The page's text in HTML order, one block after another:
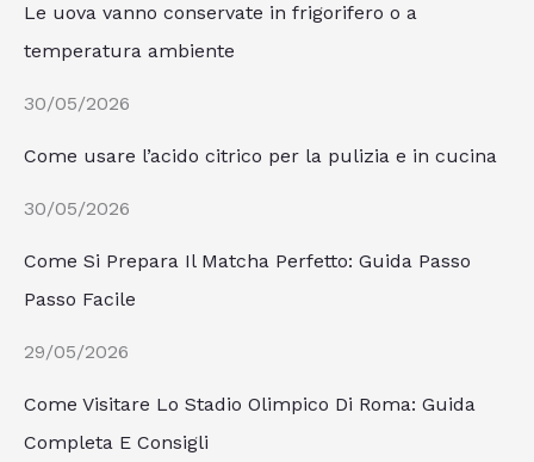
Le uova vanno conservate in frigorifero o a
temperatura ambiente
30/05/2026
Come usare l’acido citrico per la pulizia e in cucina
30/05/2026
Come Si Prepara Il Matcha Perfetto: Guida Passo
Passo Facile
29/05/2026
Come Visitare Lo Stadio Olimpico Di Roma: Guida
Completa E Consigli